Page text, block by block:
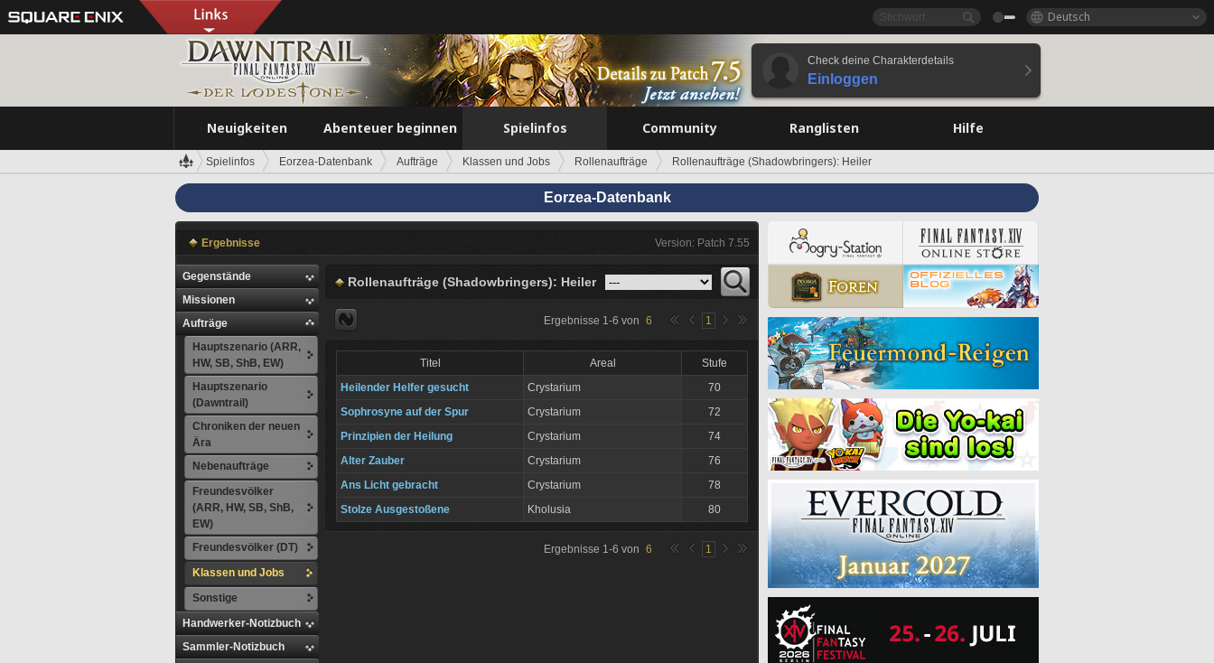
Deutsch
Check deine Charakterdetails
Einloggen
Neuigkeiten Abenteuer beginnen Spielinfos Community Ranglisten Hilfe
Spielinfos Eorzea-Datenbank Aufträge Klassen und Jobs Rollenaufträge Rollenaufträge (Shadowbringers): Heiler
Eorzea-Datenbank
Ergebnisse Version: Patch 7.55
Gegenstände
Missionen
Aufträge
Hauptszenario (ARR,
HW, SB, ShB, EW)
Hauptszenario
(Dawntrail)
Chroniken der neuen
Ära
Nebenaufträge
Freundesvölker
(ARR, HW, SB, ShB,
EW)
Freundesvölker (DT)
Klassen und Jobs
Sonstige
Handwerker-Notizbuch
Sammler-Notizbuch
Rollenaufträge (Shadowbringers): Heiler
Ergebnisse 1-6 von 6 1
Titel Areal
Stufe
Heilender Helfer gesucht
Crystarium
70
Sophrosyne auf der Spur
Crystarium
72
Prinzipien der Heilung
Crystarium
74
Alter Zauber
Crystarium
76
Ans Licht gebracht
Crystarium
78
Stolze Ausgestoßene
Kholusia 80
Ergebnisse 1-6 von 6 1